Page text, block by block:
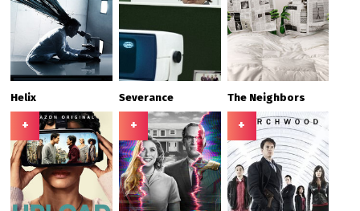
Helix Severance The Neighbors
+ + +